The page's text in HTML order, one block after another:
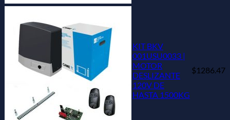
KIT BKV
001USU0033 |
MOTOR
DESLIZANTE
120V DE
HASTA 1500KG
$1286.47